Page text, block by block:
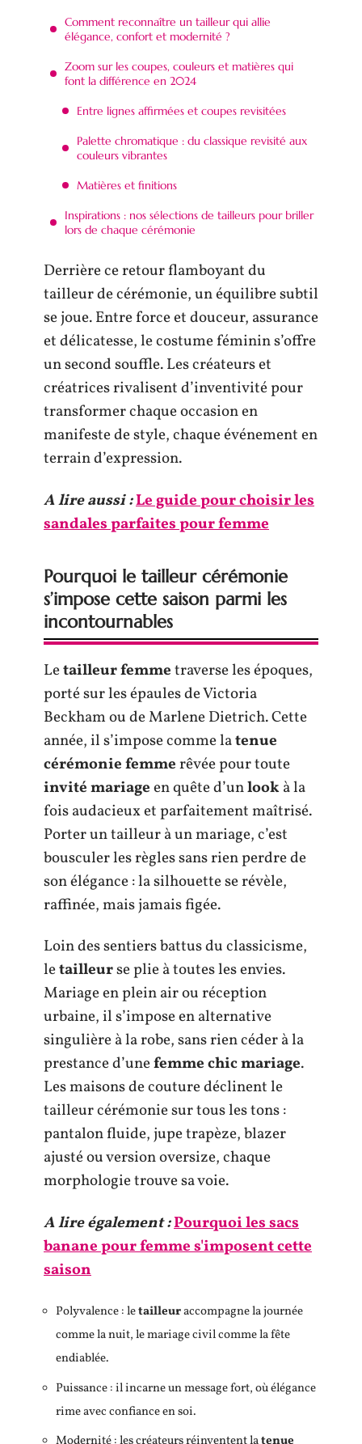
Comment reconnaître un tailleur qui allie
élégance, confort et modernité ?
Zoom sur les coupes, couleurs et matières qui
font la différence en 2024
Entre lignes affirmées et coupes revisitées
Palette chromatique : du classique revisité aux
couleurs vibrantes
Matières et finitions
Inspirations : nos sélections de tailleurs pour briller
lors de chaque cérémonie
Derrière ce retour flamboyant du
tailleur de cérémonie, un équilibre subtil
se joue. Entre force et douceur, assurance
et délicatesse, le costume féminin s’offre
un second souffle. Les créateurs et
créatrices rivalisent d’inventivité pour
transformer chaque occasion en
manifeste de style, chaque événement en
terrain d’expression.
A lire aussi :Le guide pour choisir les
sandales parfaites pour femme
Pourquoi le tailleur cérémonie
s’impose cette saison parmi les
incontournables
Letailleur femmetraverse les époques,
porté sur les épaules de Victoria
Beckham ou de Marlene Dietrich. Cette
année, il s’impose comme latenue
cérémonie femmerêvée pour toute
invité mariageen quête d’unlookà la
fois audacieux et parfaitement maîtrisé.
Porter un tailleur à un mariage, c’est
bousculer les règles sans rien perdre de
son élégance : la silhouette se révèle,
raffinée, mais jamais figée.
Loin des sentiers battus du classicisme,
letailleurse plie à toutes les envies.
Mariage en plein air ou réception
urbaine, il s’impose en alternative
singulière à la robe, sans rien céder à la
prestance d’unefemme chic mariage.
Les maisons de couture déclinent le
tailleur cérémonie sur tous les tons :
pantalon fluide, jupe trapèze, blazer
ajusté ou version oversize, chaque
morphologie trouve sa voie.
A lire également :Pourquoi les sacs
banane pour femme s'imposent cette
saison
Polyvalence : letailleuraccompagne la journée
comme la nuit, le mariage civil comme la fête
endiablée.
Puissance : il incarne un message fort, où élégance
rime avec confiance en soi.